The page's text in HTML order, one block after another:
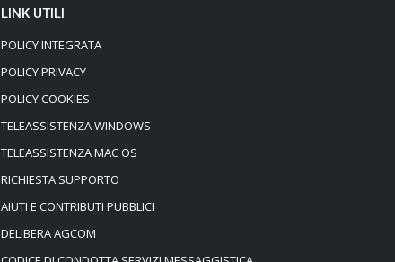
LINK UTILI
POLICY INTEGRATA
POLICY PRIVACY
POLICY COOKIES
TELEASSISTENZA WINDOWS
TELEASSISTENZA MAC OS
RICHIESTA SUPPORTO
AIUTI E CONTRIBUTI PUBBLICI
DELIBERA AGCOM